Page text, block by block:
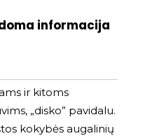
informacija
ir kitoms
„disko” pavidalu.
kokybės augalinių